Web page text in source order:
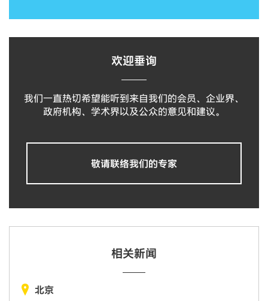
欢迎垂询
我们一直热切希望能听到来自我们的会员、企业界、
政府机构、学术界以及公众的意见和建议。
敬请联络我们的专家
相关新闻
北京